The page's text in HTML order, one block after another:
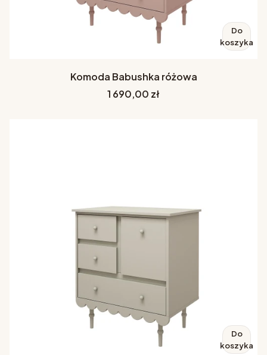
Do
koszyka
Komoda Babushka różowa
Cena
1 690,00 zł
Do
koszyka